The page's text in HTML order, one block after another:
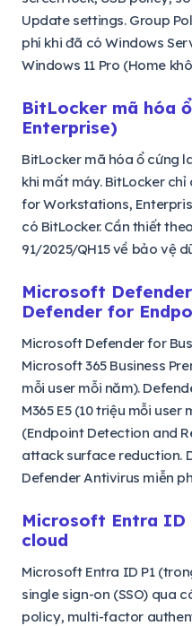
Update settings. Group
phí khi đã có Windows
Windows 11 Pro (Home
BitLocker mã hóa
Enterprise)
BitLocker mã hóa ổ cứng
khi mất máy. BitLocker chỉ
for Workstations,
có BitLocker. Cần thiết
91/2025/QH15 về bảo vệ
Microsoft
Defender for
Microsoft Defender for
Microsoft 365 Business
mỗi user mỗi năm).
M365 E5 (10 triệu mỗi user
(Endpoint Detection and
attack surface reduction.
Defender Antivirus miễn
Microsoft Entra ID
cloud
Microsoft Entra ID P1
single sign-on (SSO) qua
policy, multi-factor